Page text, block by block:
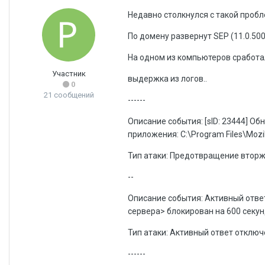
Участник
0
21 сообщений
Недавно столкнулся с такой
По домену развернут SEP
На одном из компьютеров
выдержка из логов..
------
Описание события: [sID: 23444]
приложения: C:\Program
Тип атаки: Предотвращение
--
Описание события: Активный
сервера> блокирован на 600
Тип атаки: Активный ответ
------